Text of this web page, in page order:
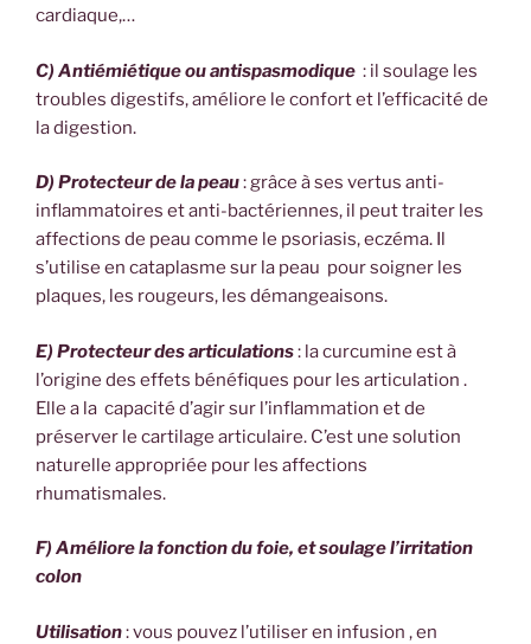
cardiaque,…
C) Antiémiétique ou antispasmodique : il soulage les
troubles digestifs, améliore le confort et l’efficacité de
la digestion.
D) Protecteur de la peau: grâce à ses vertus anti-
inflammatoires et anti-bactériennes, il peut traiter les
affections de peau comme le psoriasis, eczéma. Il
s’utilise en cataplasme sur la peau pour soigner les
plaques, les rougeurs, les démangeaisons.
E) Protecteur des articulations: la curcumine est à
l’origine des effets bénéfiques pour les articulation .
Elle a la capacité d’agir sur l’inflammation et de
préserver le cartilage articulaire. C’est une solution
naturelle appropriée pour les affections
rhumatismales.
F) Améliore la fonction du foie, et soulage l’irritation
colon
Utilisation: vous pouvez l’utiliser en infusion , en